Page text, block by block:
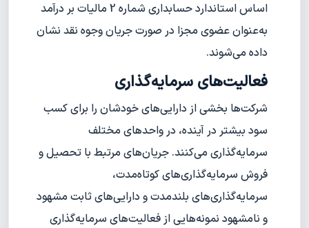
اساس استاندارد حسابداری شماره 2 مالیات بر درآمد
به‌عنوان عضوی مجزا در صورت جریان وجوه نقد نشان
داده می‌شوند.
فعالیت‌های سرمایه‌گذاری
شرکت‌ها بخشی از دارایی‌های خودشان را برای کسب
سود بیشتر در آینده، در واحدهای مختلف
سرمایه‌گذاری می‌کنند. جریان‌های مرتبط با تحصیل و
فروش سرمایه‌گذاری‌های کوتاه‌مدت،
سرمایه‌گذاری‌های بلندمدت و دارایی‌های ثابت مشهود
و نامشهود نمونه‌هایی از فعالیت‌های سرمایه‌گذاری